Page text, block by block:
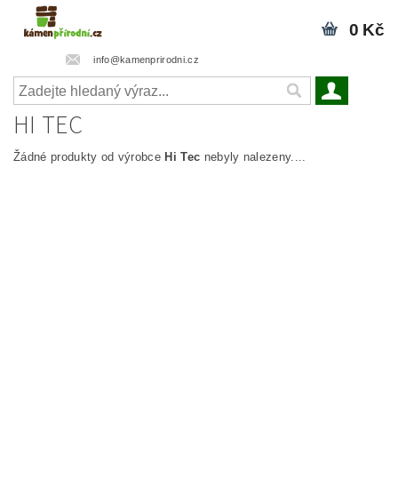
info@kamenprirodni.cz
0 Kč
HI TEC
Žádné produkty od výrobce Hi Tec nebyly nalezeny....